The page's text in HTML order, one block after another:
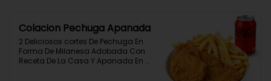
Colacion Pechuga Apanada
2 Deliciosos cortes De Pechuga En
Forma De Milanesa Adobada Con
Receta De La Casa Y Apanada En